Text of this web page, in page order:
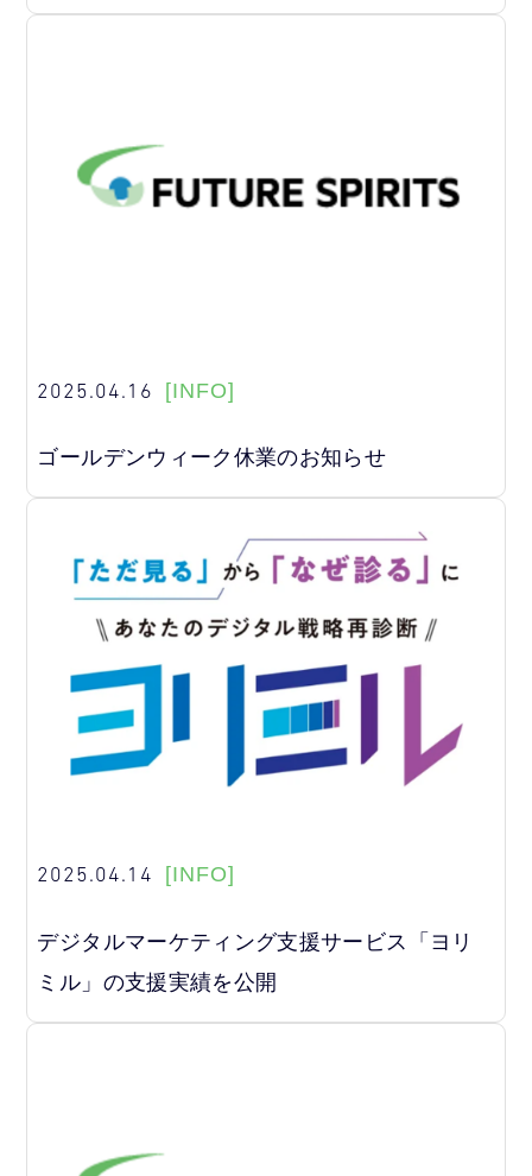
2025.04.16 [INFO]
ゴールデンウィーク休業のお知らせ
2025.04.14 [INFO]
デジタルマーケティング支援サービス「ヨリ
ミル」の支援実績を公開